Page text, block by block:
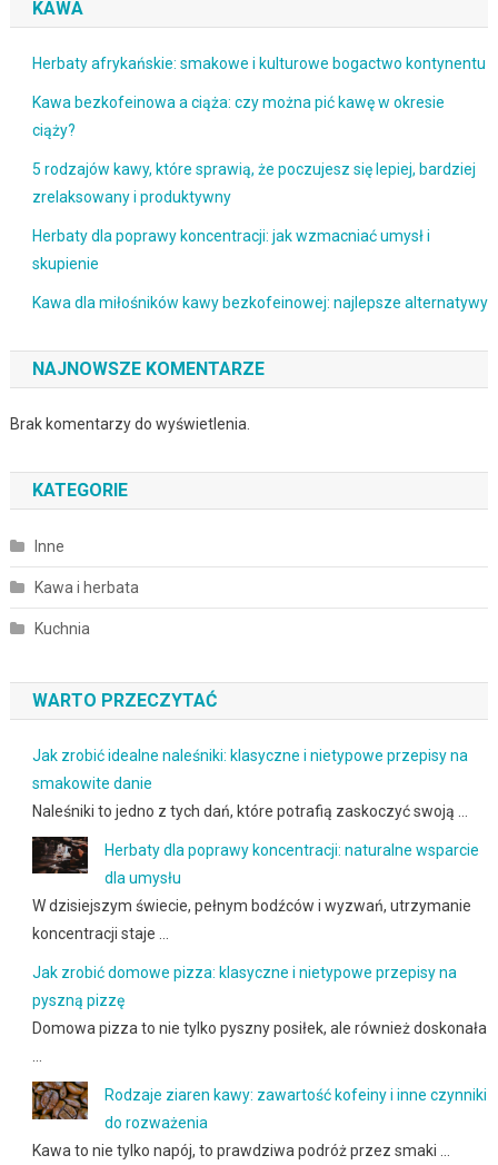
KAWA
Herbaty afrykańskie: smakowe i kulturowe bogactwo kontynentu
Kawa bezkofeinowa a ciąża: czy można pić kawę w okresie
ciąży?
5 rodzajów kawy, które sprawią, że poczujesz się lepiej, bardziej
zrelaksowany i produktywny
Herbaty dla poprawy koncentracji: jak wzmacniać umysł i
skupienie
Kawa dla miłośników kawy bezkofeinowej: najlepsze alternatywy
NAJNOWSZE KOMENTARZE
Brak komentarzy do wyświetlenia.
KATEGORIE
Inne
Kawa i herbata
Kuchnia
WARTO PRZECZYTAĆ
Jak zrobić idealne naleśniki: klasyczne i nietypowe przepisy na
smakowite danie
Naleśniki to jedno z tych dań, które potrafią zaskoczyć swoją …
Herbaty dla poprawy koncentracji: naturalne wsparcie
dla umysłu
W dzisiejszym świecie, pełnym bodźców i wyzwań, utrzymanie
koncentracji staje …
Jak zrobić domowe pizza: klasyczne i nietypowe przepisy na
pyszną pizzę
Domowa pizza to nie tylko pyszny posiłek, ale również doskonała
…
Rodzaje ziaren kawy: zawartość kofeiny i inne czynniki
do rozważenia
Kawa to nie tylko napój, to prawdziwa podróż przez smaki …